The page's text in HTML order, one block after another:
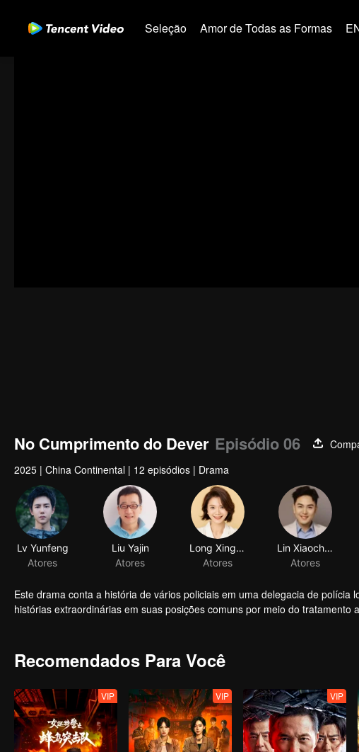
Seleção Amor de Todas as Formas
No Cumprimento do Dever Episódio 06
2025 | China Continental | 12 episódios | Drama
Lv Yunfeng
Atores
Liu Yajin
Atores
Long Xingyu
Atores
Lin Xiaochen
Atores
Este drama conta a história de vários policiais em uma delegacia de
histórias extraordinárias em suas posições comuns por meio do tratamento
Recomendados Para Você
VIP VIP VIP